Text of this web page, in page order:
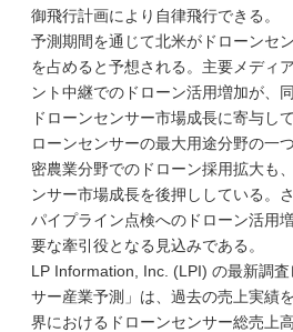
御飛行計画により自律飛行できる。
予測期間を通じて北米がドローンセ
を占めると予想される。主要メディ
ント中継でのドローン活用増加が、
ドローンセンサー市場成長に寄与し
ローンセンサーの最大用途分野の一
密農業分野でのドローン採用拡大も
ンサー市場成長を後押ししている。
パイプライン点検へのドローン活用
要な牽引役となる見込みである。
LP Information, Inc. (LPI) の最新調
サー産業予測」は、過去の売上実績
界におけるドローンセンサー総売上